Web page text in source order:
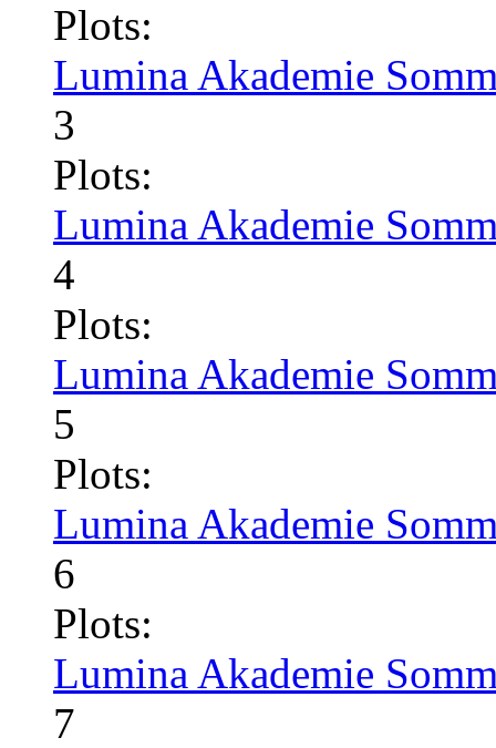
Plots:
Lumina Akademie
3
Plots:
Lumina Akademie
4
Plots:
Lumina Akademie
5
Plots:
Lumina Akademie
6
Plots:
Lumina Akademie
7